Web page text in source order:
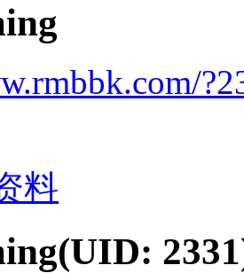
料
(UID: